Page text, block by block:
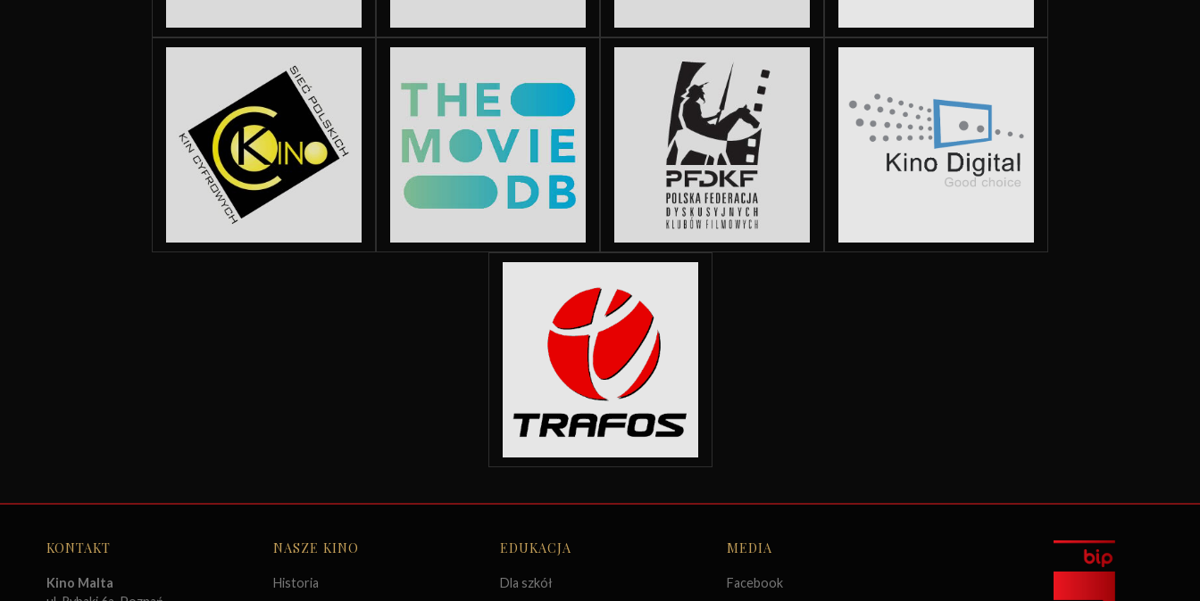
KONTAKT
Kino Malta
NASZE KINO
Historia
EDUKACJA
Dla szkół
MEDIA
Facebook